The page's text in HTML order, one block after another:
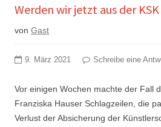
Werden wir jetzt aus der
von Gast
9. März 2021 Schreibe eine
Vor einigen Wochen machte der Fall
Franziska Hauser Schlagzeilen, die
Verlust der Absicherung der